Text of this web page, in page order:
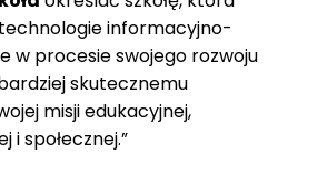
informacyjno-
w procesie swojego rozwoju
skutecznemu
misji edukacyjnej,
i społecznej.”